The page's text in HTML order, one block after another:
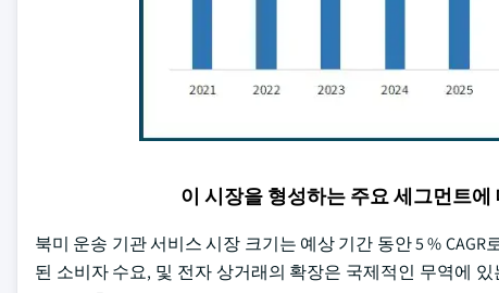
이 시장을 형성하는 주요 세그먼트에
북미 운송 기관 서비스 시장 크기는 예상 기간 동안 5 %
된 소비자 수요, 및 전자 상거래의 확장은 국제적인 무역에